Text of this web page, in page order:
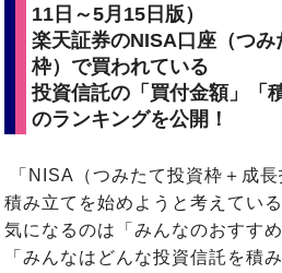
11日～5月15日版）
楽天証券のNISA口座（つ
枠）で買われている
投資信託の「買付金額」「
のランキングを公開！
「NISA（つみたて投資枠＋成
積み立てを始めようと考えてい
気になるのは「みんなのおすす
「みんなはどんな投資信託を積